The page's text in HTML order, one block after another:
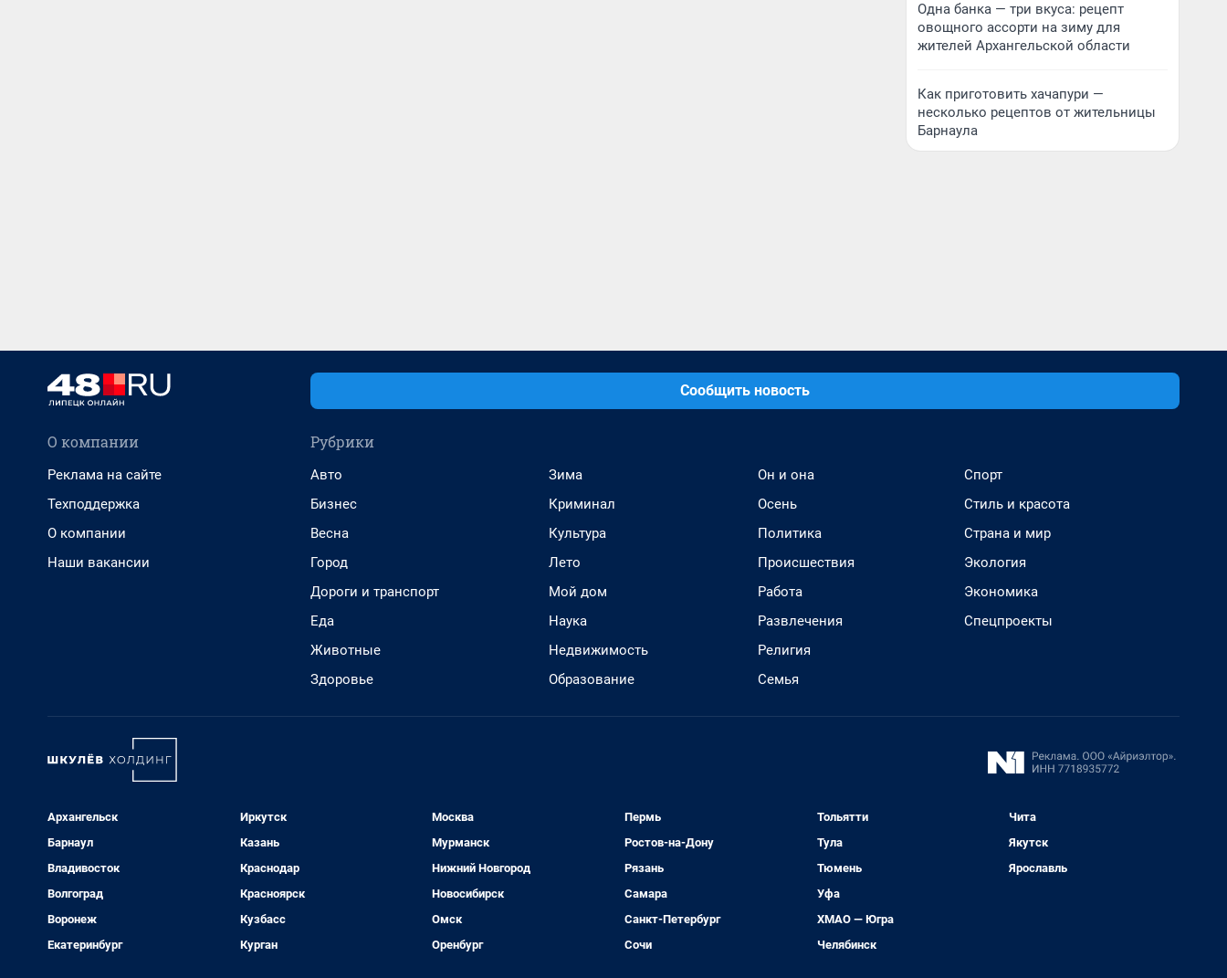
Одна банка — три вкуса: рецепт
овощного ассорти на зиму для
жителей Архангельской области
Как приготовить хачапури —
несколько рецептов от жительницы
Барнаула
Сообщить новость
О компании
Реклама на сайте
Техподдержка
О компании
Наши вакансии
Рубрики
Авто
Бизнес
Весна
Город
Дороги и транспорт
Еда
Животные
Здоровье
Зима
Криминал
Культура
Лето
Мой дом
Наука
Недвижимость
Образование
Он и она
Осень
Политика
Происшествия
Работа
Развлечения
Религия
Семья
Спорт
Стиль и красота
Страна и мир
Экология
Экономика
Спецпроекты
Архангельск
Барнаул
Владивосток
Волгоград
Воронеж
Екатеринбург
Иркутск
Казань
Краснодар
Красноярск
Кузбасс
Курган
Москва
Мурманск
Нижний Новгород
Новосибирск
Омск
Оренбург
Пермь
Ростов-на-Дону
Рязань
Самара
Санкт-Петербург
Сочи
Тольятти
Тула
Тюмень
Уфа
ХМАО — Югра
Челябинск
Чита
Якутск
Ярославль